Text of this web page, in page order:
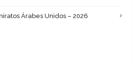
Árabes Unidos – 2026